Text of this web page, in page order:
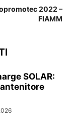
2022 –
FIAMM
SOLAR: